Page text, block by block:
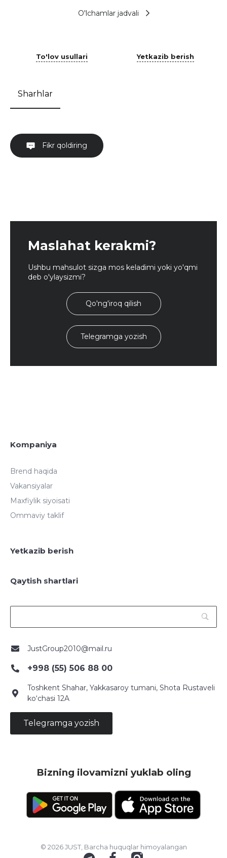
O'lchamlar jadvali
To'lov usullari Yetkazib berish
Sharhlar
Fikr qoldiring
Maslahat kerakmi?
Ushbu mahsulot sizga mos keladimi yoki yo'qmi
deb o'ylaysizmi?
Qo'ng'iroq qilish
Telegramga yozish
Kompaniya
Brend haqida
Vakansiyalar
Maxfiylik siyoisati
Ommaviy taklif
Yetkazib berish
Qaytish shartlari
JustGroup2010@mail.ru
+998 (55) 506 88 00
Toshkent Shahar, Yakkasaroy tumani, Shota Rustaveli
ko‘chasi 12A
Telegramga yozish
Bizning ilovamizni yuklab oling
© 2026 JUST, Barcha huquqlar himoyalangan